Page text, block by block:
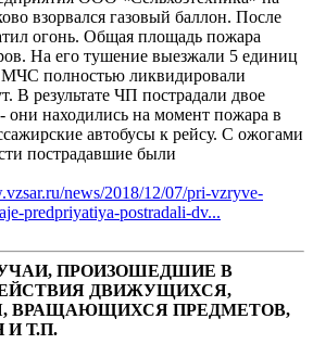
взорвался газовый баллон. После
огонь. Общая площадь пожара
На его тушение выезжали 5 единиц
полностью ликвидировали
В результате ЧП пострадали двое
они находились на момент пожара в
автобусы к рейсу. С ожогами
пострадавшие были
news/2018/12/07/pri-vzryve-
predpriyatiya-postradali-dv...
ПРОИЗОШЕДШИЕ В
ДВИЖУЩИХСЯ,
ВРАЩАЮЩИХСЯ ПРЕДМЕТОВ,
Т.П.